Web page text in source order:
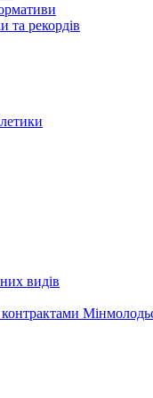
та рекордів
видів
контрактами